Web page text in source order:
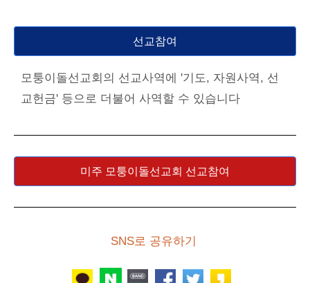
선교참여
모퉁이돌선교회의 선교사역에 '기도, 자원사역, 선
교헌금' 등으로 더불어 사역할 수 있습니다
미주 모퉁이돌선교회 선교참여
SNS로 공유하기